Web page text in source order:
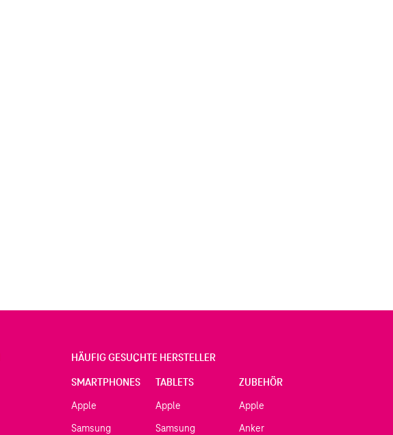
HÄUFIG GESUCHTE HERSTELLER
SMARTPHONES
Apple
Samsung
TABLETS
Apple
Samsung
ZUBEHÖR
Apple
Anker